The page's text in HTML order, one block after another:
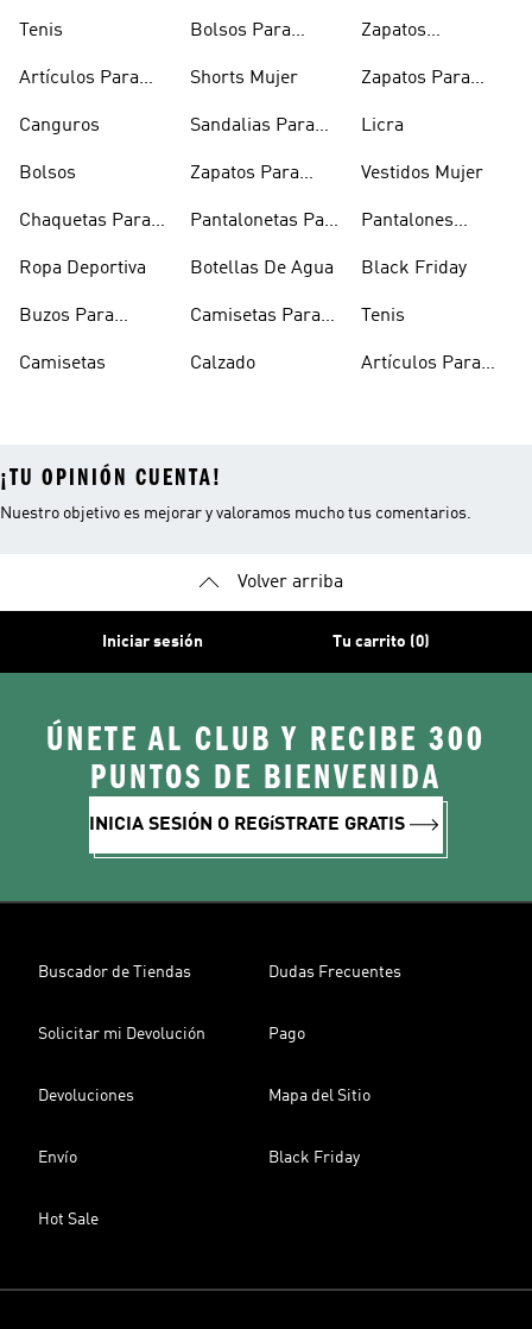
Tenis
Artículos Para
Canguros
Bolsos
Chaquetas Para
Ropa Deportiva
Buzos Para
Camisetas
Bolsos Para
Shorts Mujer
Sandalias Para
Zapatos Para
Pantalonetas Para
Botellas De Agua
Camisetas Para
Calzado
Zapatos
Zapatos Para
Licra
Vestidos Mujer
Pantalones
Black Friday
Tenis
Artículos Para
¡TU OPINIÓN CUENTA!
Nuestro objetivo es mejorar y valoramos mucho tus comentarios.
Volver arriba
Iniciar sesión Tu carrito (0)
ÚNETE AL CLUB Y RECIBE 300
PUNTOS DE BIENVENIDA
INICIA SESIÓN O REGíSTRATE GRATIS
Buscador de Tiendas Dudas Frecuentes
Solicitar mi Devolución Pago
Devoluciones Mapa del Sitio
Envío Black Friday
Hot Sale